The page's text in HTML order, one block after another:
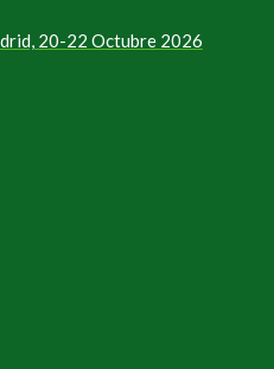
20-22 Octubre 2026